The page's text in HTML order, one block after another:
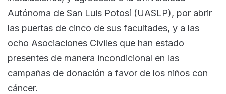
Autónoma de San Luis Potosí (UASLP), por abrir
las puertas de cinco de sus facultades, y a las
ocho Asociaciones Civiles que han estado
presentes de manera incondicional en las
campañas de donación a favor de los niños con
cáncer.